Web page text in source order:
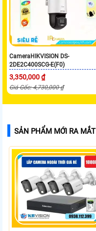
CameraHIKVISION DS-
2DE2C400SCG-E(F0)
3,350,000 ₫
Giá Gốc: 4,730,000 ₫
SẢN PHẨM MỚI RA MẮT